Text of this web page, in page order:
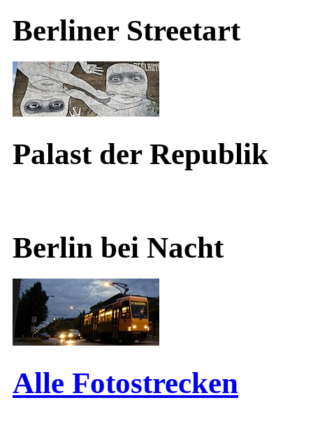
Berliner Streetart
Palast der Republik
Berlin bei Nacht
Alle Fotostrecken